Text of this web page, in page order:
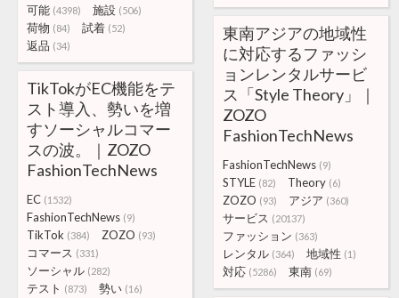
可能 (4398) 施設 (506)
荷物 (84) 試着 (52)
返品 (34)
東南アジアの地域性
に対応するファッシ
ョンレンタルサービ
ス「Style Theory」｜
ZOZO
FashionTechNews
FashionTechNews (9)
STYLE (82) Theory (6)
ZOZO (93) アジア (360)
サービス (20137)
ファッション (363)
レンタル (364) 地域性 (1)
対応 (5286) 東南 (69)
TikTokがEC機能をテ
スト導入、勢いを増
すソーシャルコマー
スの波。｜ZOZO
FashionTechNews
EC (1532)
FashionTechNews (9)
TikTok (384) ZOZO (93)
コマース (331)
ソーシャル (282)
テスト (873) 勢い (16)